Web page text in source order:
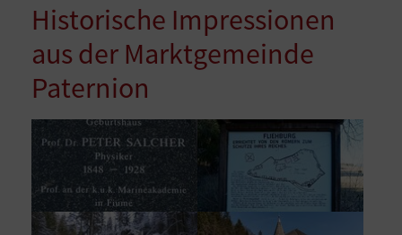
Historische Impressionen
aus der Marktgemeinde
Paternion